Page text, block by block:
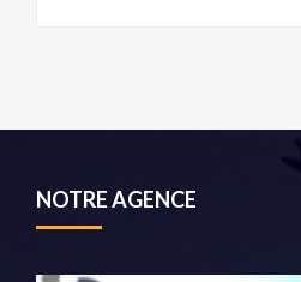
NOTRE AGENCE